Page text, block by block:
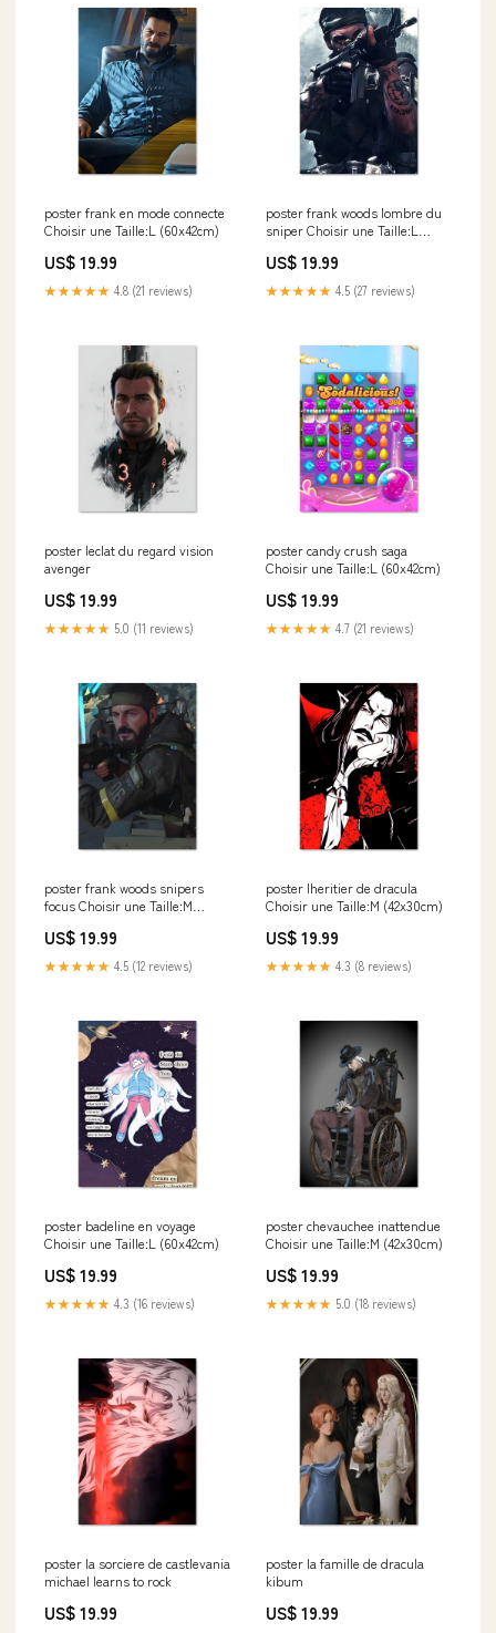
poster frank en mode connecte
Choisir une Taille:L (60x42cm)
US$ 19.99
★★★★★ 4.8 (21 reviews)
poster frank woods lombre du
sniper Choisir une Taille:L
US$ 19.99
★★★★★ 4.5 (27 reviews)
poster leclat du regard vision
avenger
US$ 19.99
★★★★★ 5.0 (11 reviews)
poster candy crush saga
Choisir une Taille:L (60x42cm)
US$ 19.99
★★★★★ 4.7 (21 reviews)
poster frank woods snipers
focus Choisir une Taille:M
US$ 19.99
★★★★★ 4.5 (12 reviews)
poster lheritier de dracula
Choisir une Taille:M (42x30cm)
US$ 19.99
★★★★★ 4.3 (8 reviews)
poster badeline en voyage
Choisir une Taille:L (60x42cm)
US$ 19.99
★★★★★ 4.3 (16 reviews)
poster chevauchee inattendue
Choisir une Taille:M (42x30cm)
US$ 19.99
★★★★★ 5.0 (18 reviews)
poster la sorciere de castlevania
michael learns to rock
US$ 19.99
poster la famille de dracula
kibum
US$ 19.99